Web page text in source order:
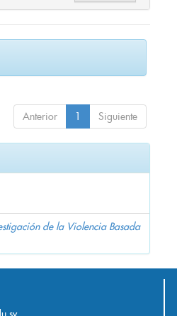
Anterior 1 Siguiente
de la Violencia Basada